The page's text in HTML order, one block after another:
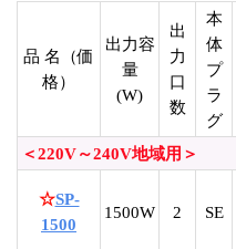
品 名（価
格）
出力容
量
(W)
出
力
口
数
本
体
プ
ラ
グ
＜220V～240V地域用＞
☆SP-
1500
1500W 2 SE